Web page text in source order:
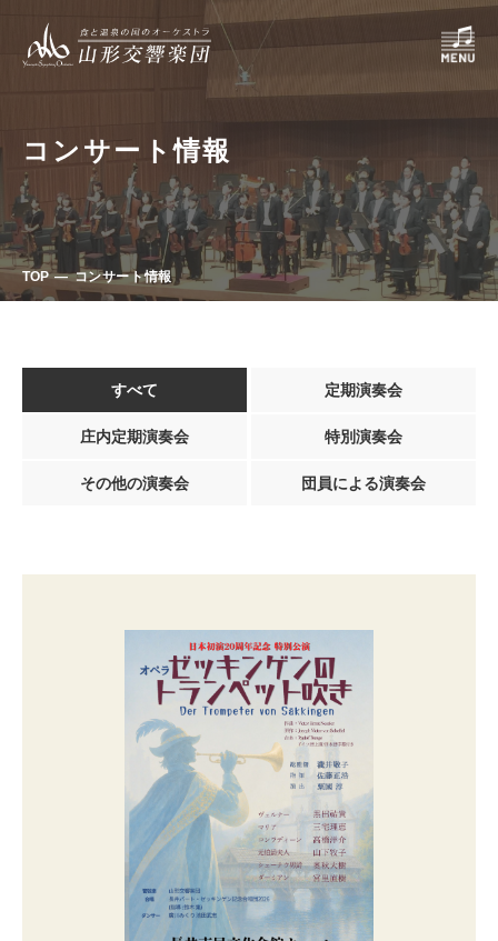
コンサート情報
TOP コンサート情報
すべて 定期演奏会
庄内定期演奏会 特別演奏会
その他の演奏会 団員による演奏会